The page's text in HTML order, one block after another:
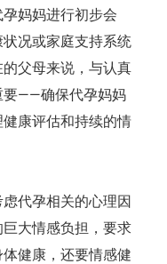
妈妈进行初步会
况或家庭支持系统
父母来说，与认真
要——确保代孕妈妈
康评估和持续的情
代孕相关的心理因
大情感负担，要求
健康，还要情感健